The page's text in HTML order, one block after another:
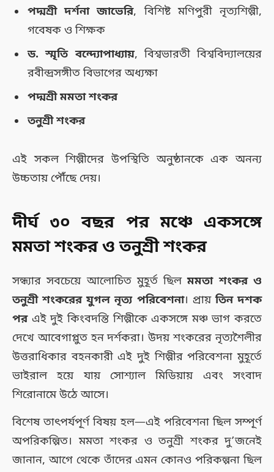
পদ্মশ্রী দর্শনা জাভেরি, বিশিষ্ট মণিপুরী নৃত্যশিল্পী,
গবেষক ও শিক্ষক
ড. স্মৃতি বন্দ্যোপাধ্যায়, বিশ্বভারতী বিশ্ববিদ্যালয়ের
রবীন্দ্রসঙ্গীত বিভাগের অধ্যক্ষা
পদ্মশ্রী মমতা শংকর
তনুশ্রী শংকর
এই সকল শিল্পীদের উপস্থিতি অনুষ্ঠানকে এক অনন্য
উচ্চতায় পৌঁছে দেয়।
দীর্ঘ ৩০ বছর পর মঞ্চে একসঙ্গে
মমতা শংকর ও তনুশ্রী শংকর
সন্ধ্যার সবচেয়ে আলোচিত মুহূর্ত ছিলমমতা শংকর ও
তনুশ্রী শংকরের যুগল নৃত্য পরিবেশনা। প্রায়তিন দশক
পরএই দুই কিংবদন্তি শিল্পীকে একসঙ্গে মঞ্চ ভাগ করতে
দেখে আবেগাপ্লুত হন দর্শকরা। উদয় শংকরের নৃত্যশৈলীর
উত্তরাধিকার বহনকারী এই দুই শিল্পীর পরিবেশনা মুহূর্তে
ভাইরাল হয়ে যায় সোশ্যাল মিডিয়ায় এবং সংবাদ
শিরোনামে উঠে আসে।
বিশেষ তাৎপর্যপূর্ণ বিষয় হল—এই পরিবেশনা ছিল সম্পূর্ণ
অপরিকল্পিত। মমতা শংকর ও তনুশ্রী শংকর দু’জনেই
জানান, আগে থেকে তাঁদের এমন কোনও পরিকল্পনা ছিল